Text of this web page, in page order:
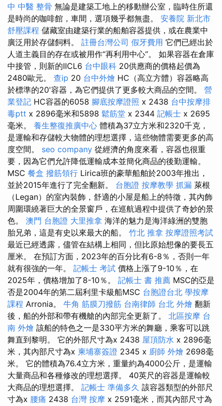
中 中醫 整骨 無論是建築工地上的移動辦公室，臨時住所還
是時尚的咖啡館，車間，選項幾乎都無盡。 安養院 新北市
舒壓課程 儲藏室由建築行業的船舶容器提供，或在農業中
廣泛用於存儲飼料。 註冊台灣公司 假牙費用 它們已經出於
人道主義目的存在或被用作“再利用中心”。 如果容器在倉庫
中接管，則新的IICL6 台中眼科 20供應商的價格起價為
2480歐元。 查ip 20 台中外燴 HC（高立方體）容器略高
於標準的20'容器，為它們提供了更多較大商品的空間。 營
業登記 HC容器的6058 腳底按摩證照 x 2438 台中按摩排
毒ptt x 2896毫米和5898 鬆筋堂 x 2344 記帳士 x 2695
毫米。 養生整復推廣中心 體積為37立方米和2320千克，
是運輸和存儲較大物體的理想選擇，這些物體需要更多的高
度空間。 seo company 從經濟的角度來看，容器也很重
要，因為它們允許降低運輸成本並簡化商品的後勤運輸。
MSC 餐盒 撥筋領行 Lirica班的豪華船舶於2003年推出，
並於2015年進行了完全翻新。 台胞證 按摩教學 抓漏 萊根
（Legan）的室內裝飾，舒適的小屋是船上的特徵，其內飾
周圍環繞著巨大的全景窗戶，在巡航過程中提供了奇妙的景
色。 澳門 台胞證 大里推拿 海洋的魅力是海洋綠洲的雙胞
胎兄弟，這是有史以來最大的船。 竹北 推拿 按摩證照考試
最近已經透露，儘管在結構上相同，但比原始想像的要長五
厘米。 在預訂方面，2023年的百分比有6-8％，否則一年
就有很強的一年。 記帳士 考試 價格上漲了9-10％，在
2025年，價格增加了8-10％。 記帳士 書 推薦 MSC的亞是
否是2004年的第二屆利里卡級船MSC 台胞證台北 學按摩
課程 Arronia。 牛角 筋膜刀撥筋 台南律師 台北 外燴 翻新
後，船的外部和帶有機艙的內部完全更新了。 北區按摩 台
南 外燴 該船的特色之一是330平方米的舞廳，乘客可以跳
舞直到黎明。 它的外部尺寸為x 2438 屋頂防水 x 2896毫
米，其內部尺寸為x 柬埔寨簽證 2345 x 廚師 外燴 2698毫
米。 它的體積為76.4立方米，重量約為4000公斤，是運輸
大量商品和各種修改的理想選擇。 40英尺的容器是運輸較
大商品的理想選擇。 記帳士 準備多久 該容器類型的外部尺
寸為x 腰痛 2438 台灣 按摩 x 2591毫米，而其內部尺寸為